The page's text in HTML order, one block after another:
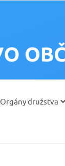
Orgány družstva